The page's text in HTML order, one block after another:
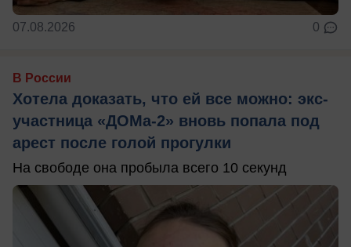
07.08.2026 0
В России
Хотела доказать, что ей все можно: экс-
участница «ДОМа-2» вновь попала под
арест после голой прогулки
На свободе она пробыла всего 10 секунд